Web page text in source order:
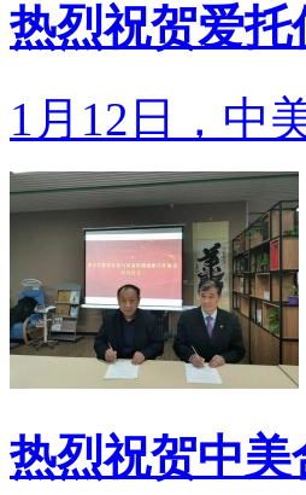
热烈祝贺爱
1月12日，中
热烈祝贺中